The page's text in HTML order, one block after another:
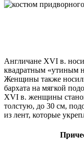
Англичане XVI в.
квадратным «утиным
Женщины также
бархата на мягкой
XVI в. женщины
толстую, до 30 см,
из лент, которые